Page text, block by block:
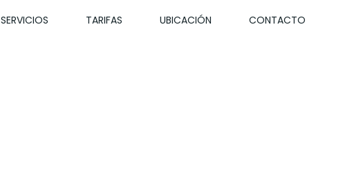
SERVICIOS TARIFAS UBICACIÓN CONTACTO